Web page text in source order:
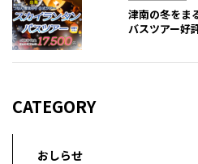
津南の冬をま
バスツアー好
CATEGORY
おしらせ